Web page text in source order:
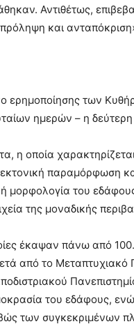
Αντιθέτως,
και
ερημοποίησης των
ημερών – η
οποία
παραμόρφωση
μορφολογία του
της μοναδικής
έκαψαν πάνω από
από το
του εδάφους,
των συγκεκριμένων